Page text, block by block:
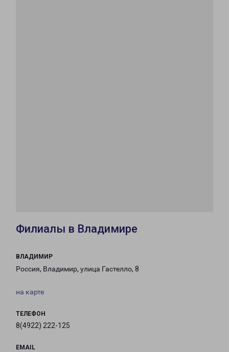
Филиалы в Владимире
ВЛАДИМИР
Россия, Владимир, улица Гастелло, 8
на карте
ТЕЛЕФОН
8(4922) 222-125
EMAIL